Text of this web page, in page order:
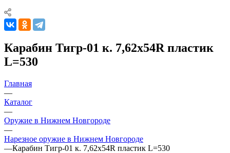
Карабин Тигр-01 к. 7,62х54R пластик
L=530
Главная
—
Каталог
—
Оружие в Нижнем Новгороде
—
Нарезное оружие в Нижнем Новгороде
—Карабин Тигр-01 к. 7,62х54R пластик L=530